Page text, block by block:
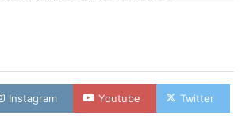
Instagram Youtube Twitter